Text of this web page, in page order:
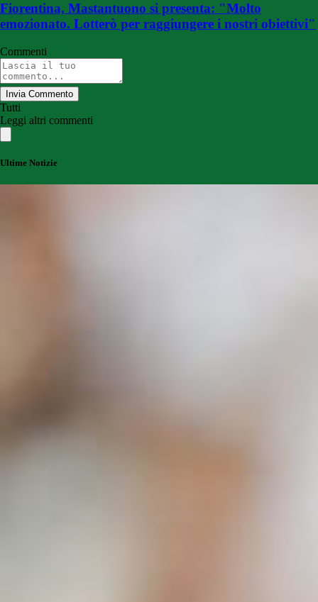
Fiorentina, Mastantuono si presenta: "Molto
emozionato. Lotterò per raggiungere i nostri obiettivi"
Commenti
Invia Commento
Tutti
Leggi altri commenti
Ultime Notizie